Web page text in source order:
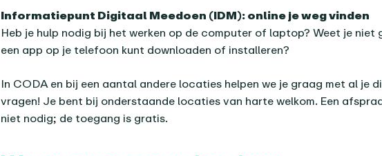
Informatiepunt Digitaal Meedoen (IDM): online je weg vinden
Heb je hulp nodig bij het werken op de computer of laptop? Weet je niet
een app op je telefoon kunt downloaden of installeren?
In CODA en bij een aantal andere locaties helpen we je graag met al je
vragen! Je bent bij onderstaande locaties van harte welkom. Een
niet nodig; de toegang is gratis.